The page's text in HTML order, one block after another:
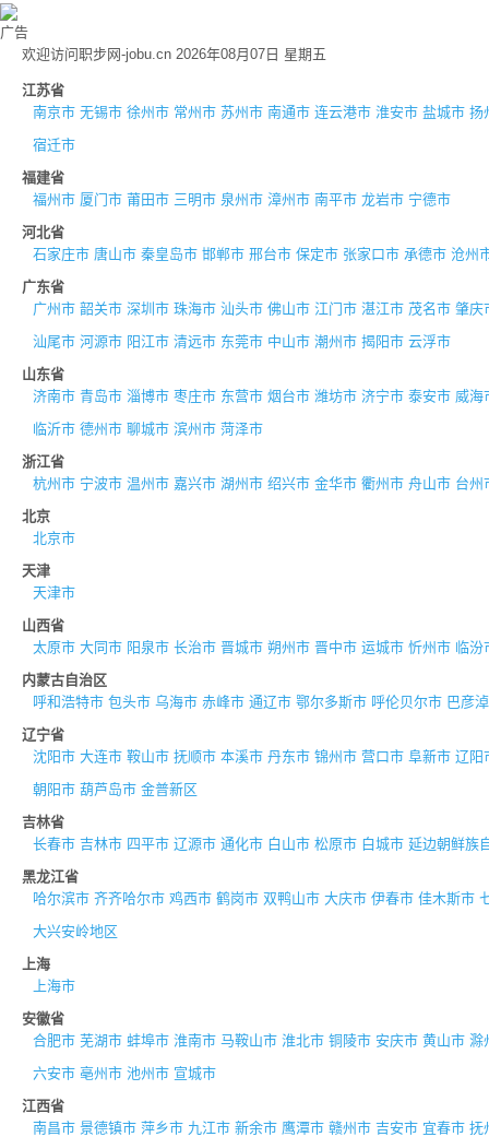
广告
欢迎访问职步网-jobu.cn 2026年08月07日 星期五
江苏省
南京市 无锡市 徐州市 常州市 苏州市 南通市 连云港市 淮安市 盐城市 扬
宿迁市
福建省
福州市 厦门市 莆田市 三明市 泉州市 漳州市 南平市 龙岩市 宁德市
河北省
石家庄市 唐山市 秦皇岛市 邯郸市 邢台市 保定市 张家口市 承德市 沧州
广东省
广州市 韶关市 深圳市 珠海市 汕头市 佛山市 江门市 湛江市 茂名市 肇庆
汕尾市 河源市 阳江市 清远市 东莞市 中山市 潮州市 揭阳市 云浮市
山东省
济南市 青岛市 淄博市 枣庄市 东营市 烟台市 潍坊市 济宁市 泰安市 威海
临沂市 德州市 聊城市 滨州市 菏泽市
浙江省
杭州市 宁波市 温州市 嘉兴市 湖州市 绍兴市 金华市 衢州市 舟山市 台州
北京
北京市
天津
天津市
山西省
太原市 大同市 阳泉市 长治市 晋城市 朔州市 晋中市 运城市 忻州市 临汾
内蒙古自治区
呼和浩特市 包头市 乌海市 赤峰市 通辽市 鄂尔多斯市 呼伦贝尔市 巴彦
辽宁省
沈阳市 大连市 鞍山市 抚顺市 本溪市 丹东市 锦州市 营口市 阜新市 辽阳
朝阳市 葫芦岛市 金普新区
吉林省
长春市 吉林市 四平市 辽源市 通化市 白山市 松原市 白城市 延边朝鲜族
黑龙江省
哈尔滨市 齐齐哈尔市 鸡西市 鹤岗市 双鸭山市 大庆市 伊春市 佳木斯市
大兴安岭地区
上海
上海市
安徽省
合肥市 芜湖市 蚌埠市 淮南市 马鞍山市 淮北市 铜陵市 安庆市 黄山市 滁
六安市 亳州市 池州市 宣城市
江西省
南昌市 景德镇市 萍乡市 九江市 新余市 鹰潭市 赣州市 吉安市 宜春市 抚